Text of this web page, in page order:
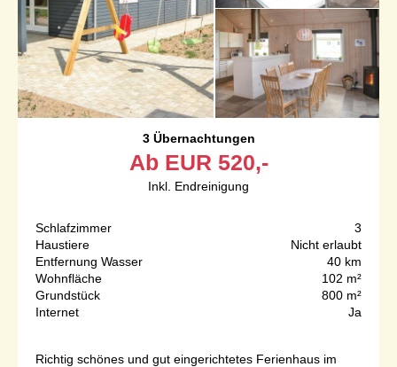
3 Übernachtungen
Ab EUR 520,-
Inkl. Endreinigung
Schlafzimmer
3
Haustiere
Nicht erlaubt
Entfernung Wasser
40 km
Wohnfläche
102 m²
Grundstück
800 m²
Internet
Ja
Richtig schönes und gut eingerichtetes Ferienhaus im